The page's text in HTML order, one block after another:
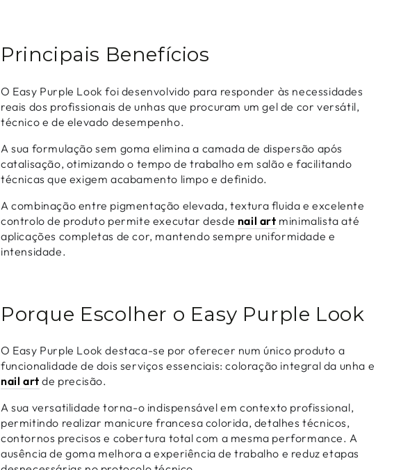
Principais Benefícios
O Easy Purple Look foi desenvolvido para responder às necessidades
reais dos profissionais de unhas que procuram um gel de cor versátil,
técnico e de elevado desempenho.
A sua formulação sem goma elimina a camada de dispersão após
catalisação, otimizando o tempo de trabalho em salão e facilitando
técnicas que exigem acabamento limpo e definido.
A combinação entre pigmentação elevada, textura fluida e excelente
controlo de produto permite executar desde nail art minimalista até
aplicações completas de cor, mantendo sempre uniformidade e
intensidade.
Porque Escolher o Easy Purple Look
O Easy Purple Look destaca-se por oferecer num único produto a
funcionalidade de dois serviços essenciais: coloração integral da unha e
nail art de precisão.
A sua versatilidade torna-o indispensável em contexto profissional,
permitindo realizar manicure francesa colorida, detalhes técnicos,
contornos precisos e cobertura total com a mesma performance. A
ausência de goma melhora a experiência de trabalho e reduz etapas